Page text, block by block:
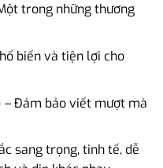
trong những thương
biến và tiện lợi cho
– Đảm bảo viết mượt mà
sang trọng, tinh tế, dễ